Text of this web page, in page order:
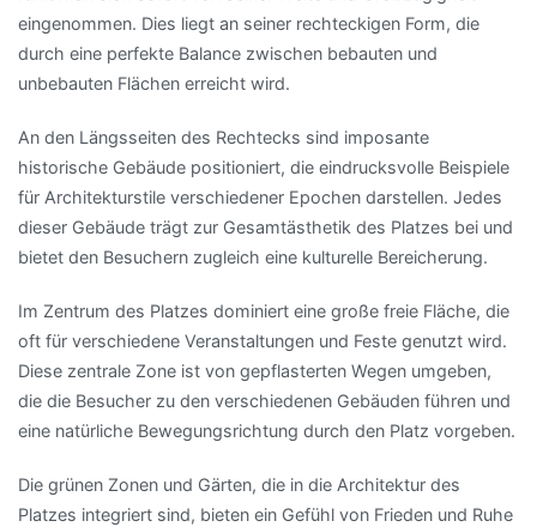
eingenommen. Dies liegt an seiner rechteckigen Form, die
durch eine perfekte Balance zwischen bebauten und
unbebauten Flächen erreicht wird.
An den Längsseiten des Rechtecks sind imposante
historische Gebäude positioniert, die eindrucksvolle Beispiele
für Architekturstile verschiedener Epochen darstellen. Jedes
dieser Gebäude trägt zur Gesamtästhetik des Platzes bei und
bietet den Besuchern zugleich eine kulturelle Bereicherung.
Im Zentrum des Platzes dominiert eine große freie Fläche, die
oft für verschiedene Veranstaltungen und Feste genutzt wird.
Diese zentrale Zone ist von gepflasterten Wegen umgeben,
die die Besucher zu den verschiedenen Gebäuden führen und
eine natürliche Bewegungsrichtung durch den Platz vorgeben.
Die grünen Zonen und Gärten, die in die Architektur des
Platzes integriert sind, bieten ein Gefühl von Frieden und Ruhe